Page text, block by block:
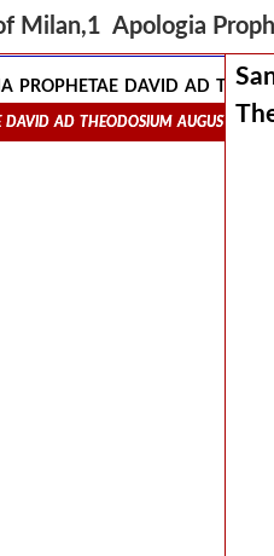
Milan,1 Apologia
prophetae david ad
david ad theodosium augustum.